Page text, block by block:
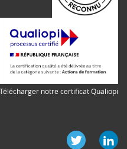
Télécharger notre certificat Qualiopi